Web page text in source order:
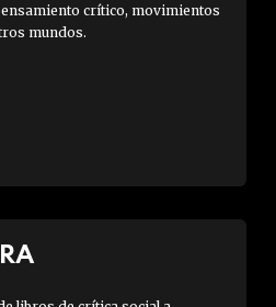
crítico, movimientos
mundos.